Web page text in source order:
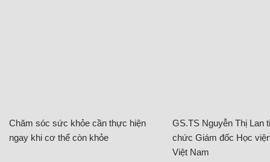
Chăm sóc sức khỏe cần thực hiện
ngay khi cơ thể còn khỏe
GS.TS Nguyễn Thị Lan
chức Giám đốc Học
Việt Nam